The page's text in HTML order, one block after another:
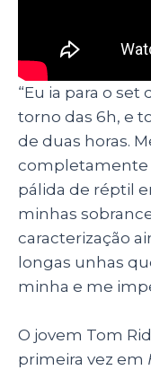
“Eu ia para o
torno das 6h, e
de duas horas.
completamente
pálida de réptil
minhas
caracterização
longas unhas
minha e me
O jovem Tom
primeira vez em